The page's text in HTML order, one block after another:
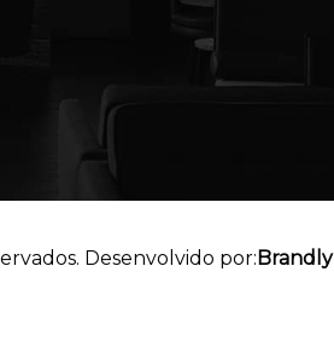
Desenvolvido por:Brandly